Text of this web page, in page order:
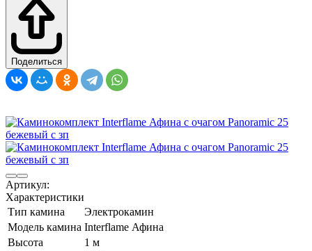
Поделиться
Артикул:
Характеристики
Тип камина
Электрокамин
Модель камина Interflame Афина
Высота
1 м